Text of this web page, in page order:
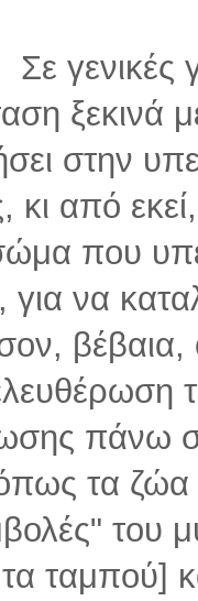
Σε
ξεκινά
στην
κι από
που
για να
βέβαια,
πάνω
τα ζώα
του
τα ταμπού]